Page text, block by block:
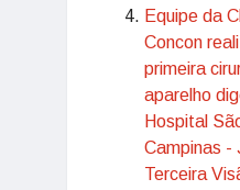
Equipe da
Concon
primeira
aparelho
Hospital
Campinas -
Terceira